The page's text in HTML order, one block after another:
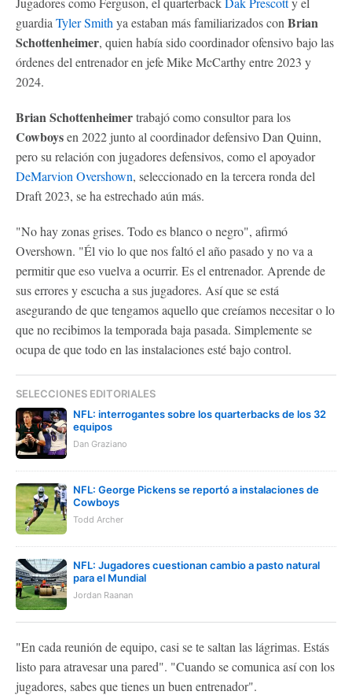
guardia Tyler Smith ya estaban más familiarizados con Brian
Schottenheimer, quien había sido coordinador ofensivo bajo las
órdenes del entrenador en jefe Mike McCarthy entre 2023 y
2024.
Brian Schottenheimertrabajó como consultor para los
Cowboysen 2022 junto al coordinador defensivo Dan Quinn,
pero su relación con jugadores defensivos, como el apoyador
DeMarvion Overshown, seleccionado en la tercera ronda del
Draft 2023, se ha estrechado aún más.
"No hay zonas grises. Todo es blanco o negro", afirmó
Overshown. "Él vio lo que nos faltó el año pasado y no va a
permitir que eso vuelva a ocurrir. Es el entrenador. Aprende de
sus errores y escucha a sus jugadores. Así que se está
asegurando de que tengamos aquello que creíamos necesitar o lo
que no recibimos la temporada baja pasada. Simplemente se
ocupa de que todo en las instalaciones esté bajo control.
SELECCIONES EDITORIALES
NFL: interrogantes sobre los quarterbacks de los 32
equipos
Dan Graziano
NFL: George Pickens se reportó a instalaciones de
Cowboys
Todd Archer
NFL: Jugadores cuestionan cambio a pasto natural
para el Mundial
Jordan Raanan
"En cada reunión de equipo, casi se te saltan las lágrimas. Estás
listo para atravesar una pared". "Cuando se comunica así con los
jugadores, sabes que tienes un buen entrenador".